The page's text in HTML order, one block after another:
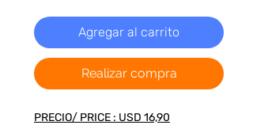
Agregar al carrito
Realizar compra
PRECIO/ PRICE : USD 16,90